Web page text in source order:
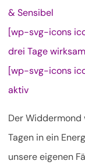
& Sensibel
[wp-svg-icons
drei Tage wirksam
[wp-svg-icons
aktiv
Der
Tagen in ein
unsere eigenen